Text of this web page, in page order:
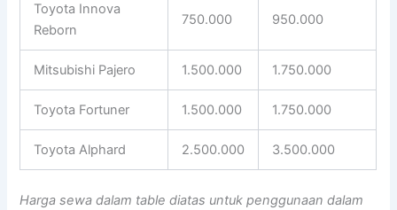
Toyota Innova
Reborn
750.000 950.000
Mitsubishi Pajero 1.500.000 1.750.000
Toyota Fortuner 1.500.000 1.750.000
Toyota Alphard 2.500.000 3.500.000
Harga sewa dalam table diatas untuk penggunaan dalam